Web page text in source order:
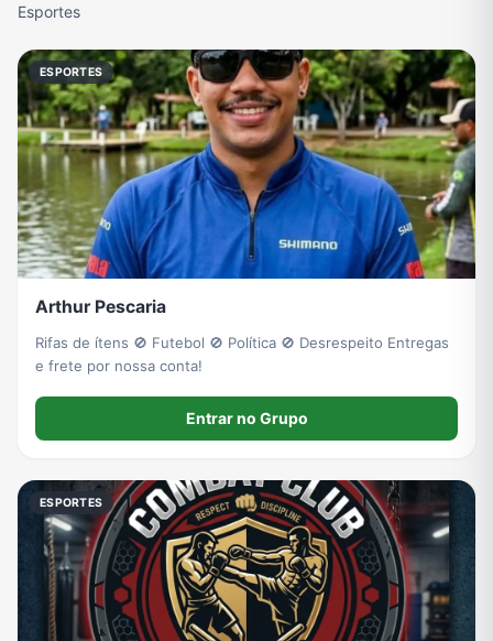
Esportes
ESPORTES
Arthur Pescaria
Rifas de ítens 🚫 Futebol 🚫 Política 🚫 Desrespeito Entregas
e frete por nossa conta!
Entrar no Grupo
ESPORTES